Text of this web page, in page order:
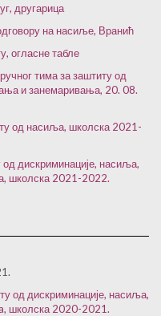
другарица
на насиље, Вранић
огласне табле
тима за заштиту од
и занемаривања, 20. 08.
од насиља, школска 2021-
дискриминације, насиља,
школска 2021-2022.
од дискриминације, насиља,
школска 2020-2021.